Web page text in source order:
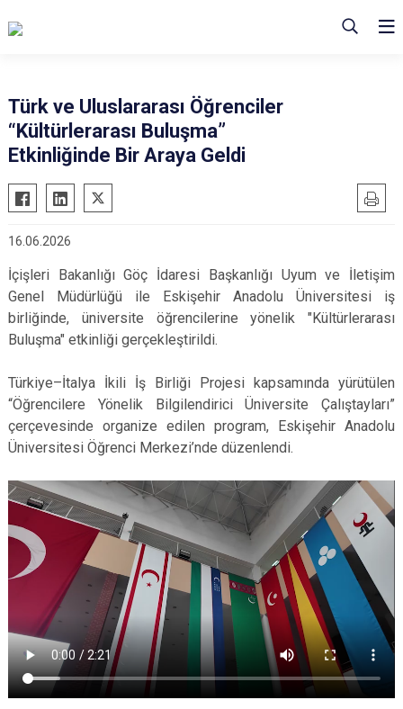
Türk ve Uluslararası Öğrenciler
“Kültürlerarası Buluşma”
Etkinliğinde Bir Araya Geldi
16.06.2026
İçişleri Bakanlığı Göç İdaresi Başkanlığı Uyum ve İletişim
Genel Müdürlüğü ile Eskişehir Anadolu Üniversitesi iş
birliğinde, üniversite öğrencilerine yönelik "Kültürlerarası
Buluşma" etkinliği gerçekleştirildi.
Türkiye–İtalya İkili İş Birliği Projesi kapsamında yürütülen
“Öğrencilere Yönelik Bilgilendirici Üniversite Çalıştayları”
çerçevesinde organize edilen program, Eskişehir Anadolu
Üniversitesi Öğrenci Merkezi’nde düzenlendi.